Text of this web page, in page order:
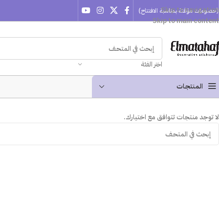
Skip to navigation
Skip to main content
(خصومات مؤقتة بمناسبة الافتتاح)
اختر الفئة
المنتجـات
لا توجد منتجات تتوافق مع اختيارك.